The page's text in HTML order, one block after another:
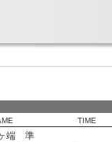
TIME
端 準